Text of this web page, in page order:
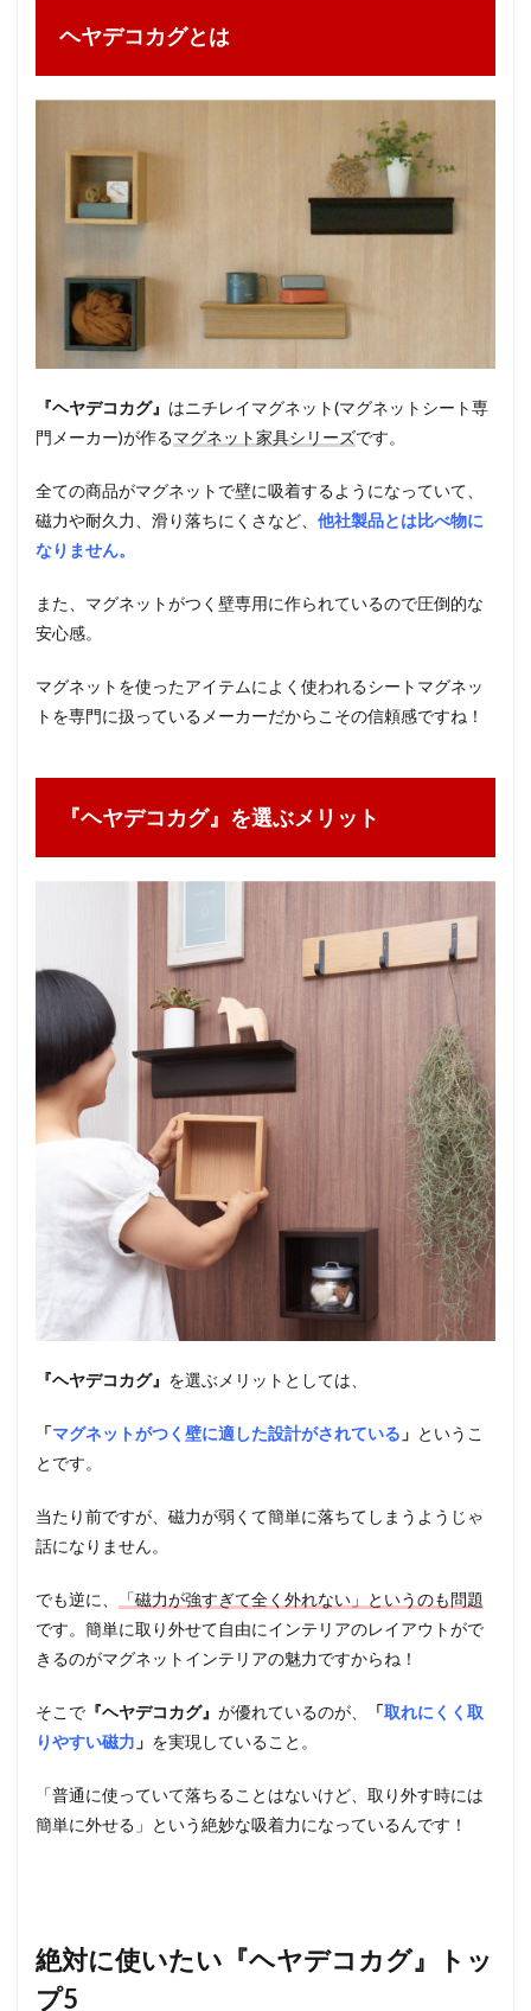
ヘヤデコカグとは
『ヘヤデコカグ』 はニチレイマグネット(マグネットシート専
門メーカー)が作るマグネット家具シリーズです。
全ての商品がマグネットで壁に吸着するようになっていて、
磁力や耐久力、滑り落ちにくさなど、 他社製品とは比べ物に
なりません。
また、マグネットがつく壁専用に作られているので圧倒的な
安心感。
マグネットを使ったアイテムによく使われるシートマグネッ
トを専門に扱っているメーカーだからこその信頼感ですね！
『ヘヤデコカグ』を選ぶメリット
『ヘヤデコカグ』 を選ぶメリットとしては、
「マグネットがつく壁に適した設計がされている 」 というこ
とです。
当たり前ですが、磁力が弱くて簡単に落ちてしまうようじゃ
話になりません。
でも逆に、
「磁力が強すぎて全く外れない」というのも問題
です。簡単に取り外せて自由にインテリアのレイアウトがで
きるのがマグネットインテリアの魅力ですからね！
そこで 『ヘヤデコカグ』 が優れているのが、 「取れにくく取
りやすい磁力 」 を実現していること。
「普通に使っていて落ちることはないけど、取り外す時には
簡単に外せる」という絶妙な吸着力になっているんです！
絶対に使いたい『ヘヤデコカグ』トッ
プ5